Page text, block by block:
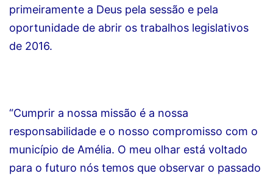
primeiramente a Deus pela sessão e pela
oportunidade de abrir os trabalhos legislativos
de 2016.
“Cumprir a nossa missão é a nossa
responsabilidade e o nosso compromisso com o
município de Amélia. O meu olhar está voltado
para o futuro nós temos que observar o passado